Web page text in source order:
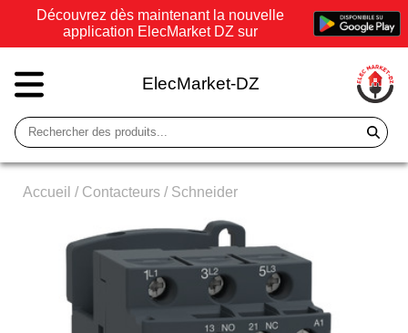
Découvrez dès maintenant la nouvelle
application ElecMarket DZ sur
ElecMarket-DZ
Accueil / Contacteurs/ Schneider